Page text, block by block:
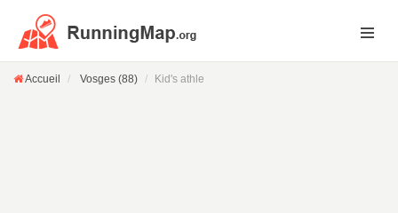
Accueil Vosges (88) Kid's athle